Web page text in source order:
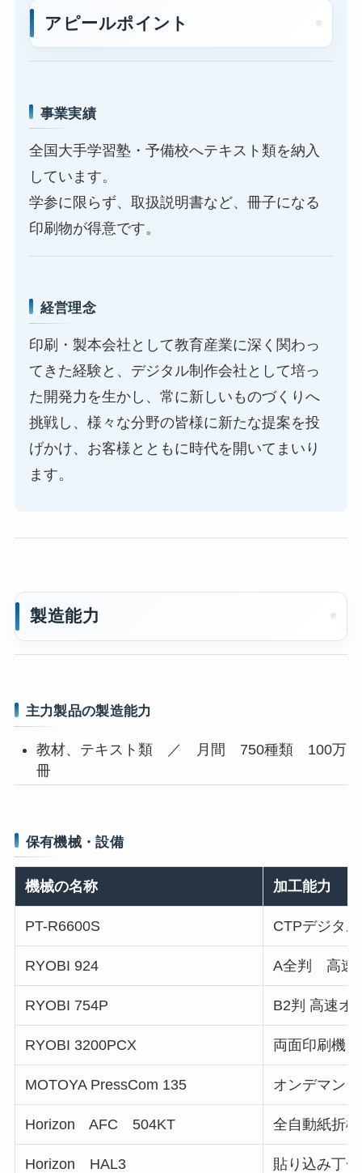
アピールポイント
事業実績
全国大手学習塾・予備校へテキスト類を納入
しています。
学参に限らず、取扱説明書など、冊子になる
印刷物が得意です。
経営理念
印刷・製本会社として教育産業に深く関わっ
てきた経験と、デジタル制作会社として培っ
た開発力を生かし、常に新しいものづくりへ
挑戦し、様々な分野の皆様に新たな提案を投
げかけ、お客様とともに時代を開いてまいり
ます。
製造能力
主力製品の製造能力
教材、テキスト類 ／ 月間 750種類 100万
冊
保有機械・設備
機械の名称 加工能力
PT-R6600S CTPデジタ
RYOBI 924 A全判 高速
RYOBI 754P B2判 高速オ
RYOBI 3200PCX 両面印刷機
MOTOYA PressCom 135 オンデマン
Horizon AFC 504KT 全自動紙折機
Horizon HAL3 貼り込み丁